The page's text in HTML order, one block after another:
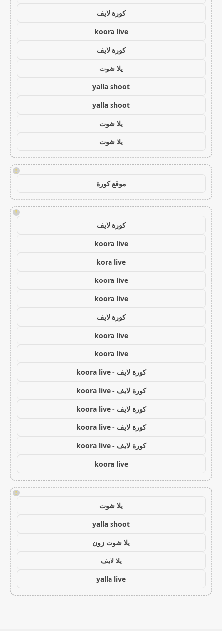
كورة لايف
koora live
كورة لايف
يلا شوت
yalla shoot
yalla shoot
يلا شوت
يلا شوت
!
موقع كورة
!
كورة لايف
koora live
kora live
koora live
koora live
كورة لايف
koora live
koora live
كورة لايف - koora live
كورة لايف - koora live
كورة لايف - koora live
كورة لايف - koora live
كورة لايف - koora live
koora live
!
يلا شوت
yalla shoot
يلا شوت زون
يلا لايف
yalla live